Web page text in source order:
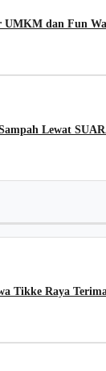
dan Fun
Lewat
Tikke Raya